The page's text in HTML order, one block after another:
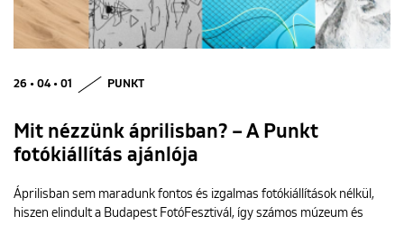
26 • 04 • 01 PUNKT
Mit nézzünk áprilisban? – A Punkt
fotókiállítás ajánlója
Áprilisban sem maradunk fontos és izgalmas fotókiállítások nélkül,
hiszen elindult a Budapest FotóFesztivál, így számos múzeum és